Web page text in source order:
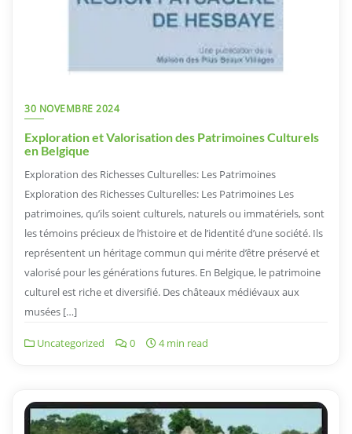
30 NOVEMBRE 2024
Exploration et Valorisation des Patrimoines Culturels
en Belgique
Exploration des Richesses Culturelles: Les Patrimoines
Exploration des Richesses Culturelles: Les Patrimoines Les
patrimoines, qu’ils soient culturels, naturels ou immatériels, sont
les témoins précieux de l’histoire et de l’identité d’une société. Ils
représentent un héritage commun qui mérite d’être préservé et
valorisé pour les générations futures. En Belgique, le patrimoine
culturel est riche et diversifié. Des châteaux médiévaux aux
musées […]
Uncategorized 0 4 min read